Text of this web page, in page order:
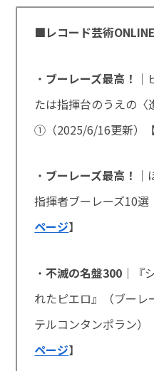
■レコード芸術
・ ブーレーズ最高！
たは指揮台のうえの〈
①（2025/6/16更新）
・ ブーレーズ最高！
指揮者ブーレーズ10
ページ】
・不滅の名盤300 ｜『
れたピエロ』（ブーレ
テルコンタンポラン）
ページ】